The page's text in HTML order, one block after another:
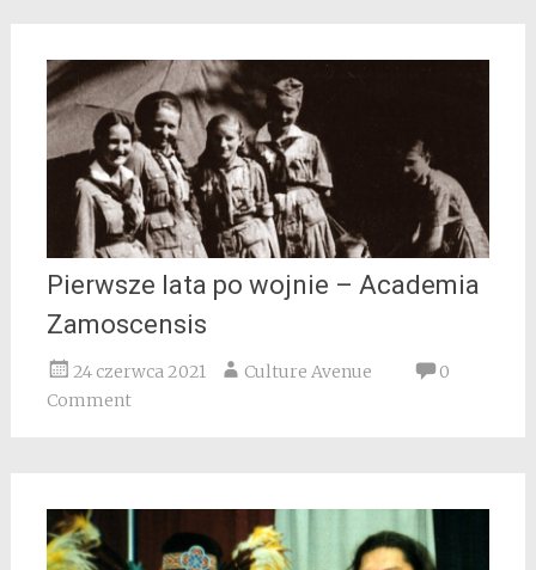
Pierwsze lata po wojnie – Academia
Zamoscensis
24 czerwca 2021 Culture Avenue
0
Comment